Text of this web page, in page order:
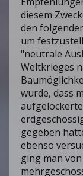
diesem
den
um
"neutrale
Weltkrieges
wurde, dass
gegeben
ebenso
ging man